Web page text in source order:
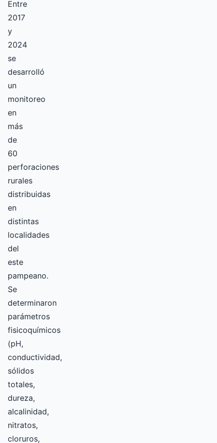
Entre
2017
y
2024
se
desarrolló
un
monitoreo
en
más
de
60
perforaciones
rurales
distribuidas
en
distintas
localidades
del
este
pampeano.
Se
determinaron
parámetros
fisicoquímicos
(pH,
conductividad,
sólidos
totales,
dureza,
alcalinidad,
nitratos,
cloruros,